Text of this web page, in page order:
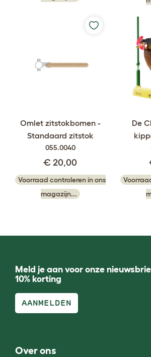
Omlet zitstokbomen -
Standaard zitstok
055.0040
€ 20,00
Voorraad controleren in ons
magazijn...
De
Meld je aan voor onze
10% korting
AANMELDEN
Over ons